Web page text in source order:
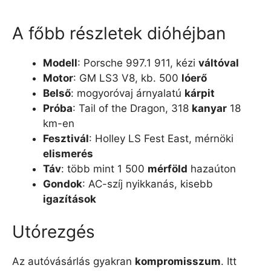
A főbb részletek dióhéjban
Modell: Porsche 997.1 911, kézi váltóval
Motor: GM LS3 V8, kb. 500 lóerő
Belső: mogyoróvaj árnyalatú kárpit
Próba: Tail of the Dragon, 318 kanyar 18
km-en
Fesztivál: Holley LS Fest East, mérnöki
elismerés
Táv: több mint 1 500 mérföld hazaúton
Gondok: AC-szíj nyikkanás, kisebb
igazítások
Utórezgés
Az autóvásárlás gyakran kompromisszum. Itt